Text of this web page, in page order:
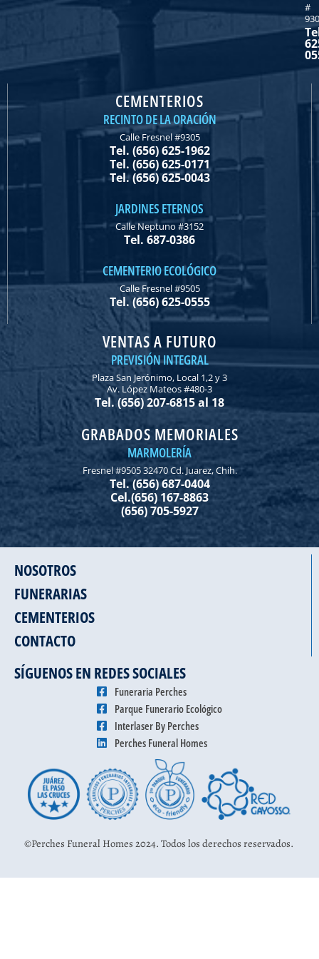
#
CEMENTERIOS
RECINTO DE LA ORACIÓN
Calle Fresnel #9305
Tel. (656) 625-1962
Tel. (656) 625-0171
Tel. (656) 625-0043
JARDINES ETERNOS
Calle Neptuno #3152
Tel. 687-0386
CEMENTERIO ECOLÓGICO
Calle Fresnel #9505
Tel. (656) 625-0555
VENTAS A FUTURO
PREVISIÓN INTEGRAL
Plaza San Jerónimo, Local 1,2 y 3
Av. López Mateos #480-3
Tel. (656) 207-6815 al 18
GRABADOS MEMORIALES
MARMOLERÍA
Fresnel #9505 32470 Cd. Juarez, Chih.
Tel. (656) 687-0404
Cel.(656) 167-8863
(656) 705-5927
NOSOTROS
FUNERARIAS
CEMENTERIOS
CONTACTO
SÍGUENOS EN REDES SOCIALES
Funeraria Perches
Parque Funerario Ecológico
Interlaser By Perches
Perches Funeral Homes
©Perches Funeral Homes 2024. Todos los derechos reservados.